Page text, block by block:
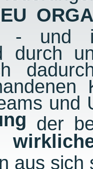
- und
durch
und
der
aus sich